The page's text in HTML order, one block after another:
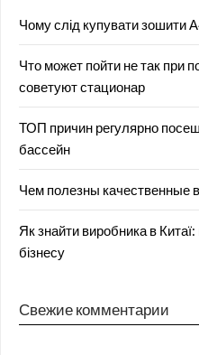
Чому слід купувати зошити
Что может пойти не так при
советуют стационар
ТОП причин регулярно
бассейн
Чем полезны качественные
Як знайти виробника в Китаї:
бізнесу
Свежие комментарии